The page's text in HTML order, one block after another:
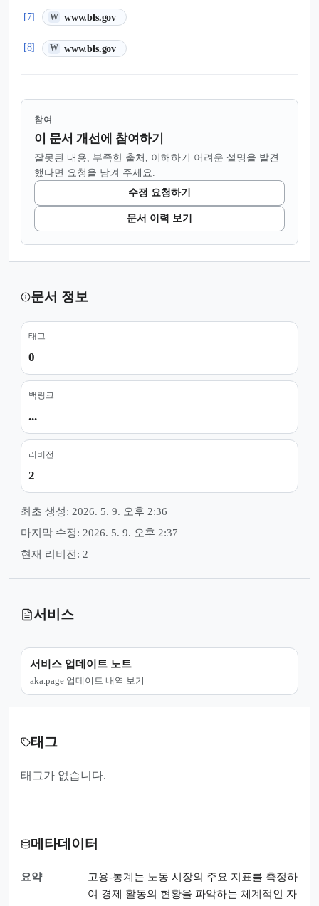
[7] W www.bls.gov
(새 탭에서 열림)
[8] W www.bls.gov
(새 탭에서 열림)
참여
이 문서 개선에 참여하기
잘못된 내용, 부족한 출처, 이해하기 어려운 설명을 발견
했다면 요청을 남겨 주세요.
수정 요청하기
문서 이력 보기
문서 정보
태그
0
백링크
...
리비전
2
최초 생성: 2026. 5. 9. 오후 2:36
마지막 수정: 2026. 5. 9. 오후 2:37
현재 리비전: 2
서비스
서비스 업데이트 노트
aka.page 업데이트 내역 보기
태그
태그가 없습니다.
메타데이터
요약
고용-통계는 노동 시장의 주요 지표를 측정하
여 경제 활동의 현황을 파악하는 체계적인 자